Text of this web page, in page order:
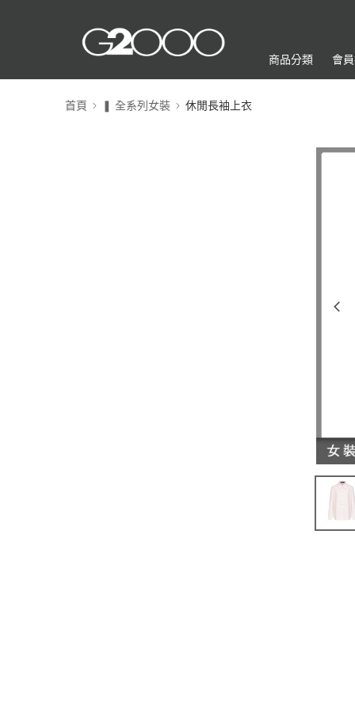
商品分類 會
首頁 ❚ 全系列女裝 休閒長袖上衣